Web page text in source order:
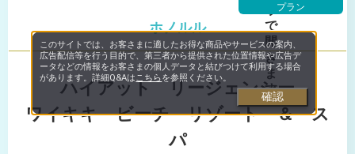
プラン
ホノルル
ハイアット リージェンシー
ワイキキ
ビーチ リゾート ＆ ス
パ
このサイトでは、お客さまに適したお得な商品やサービスの案内、
広告配信等を行う目的で、第三者から提供された位置情報や広告デ
ータなどの情報をお客さまの個人データと結びつけて利用する場合
があります。詳細Q&Aはこちらを参照ください。
確認